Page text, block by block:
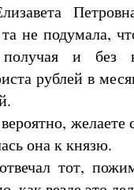
не подумала,
получая и без
рублей в
желаете
она к князю.
тот,